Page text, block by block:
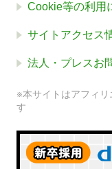
Cookie等の利用
サイトアクセス
法人・プレスお
※本サイトはアフィ
す